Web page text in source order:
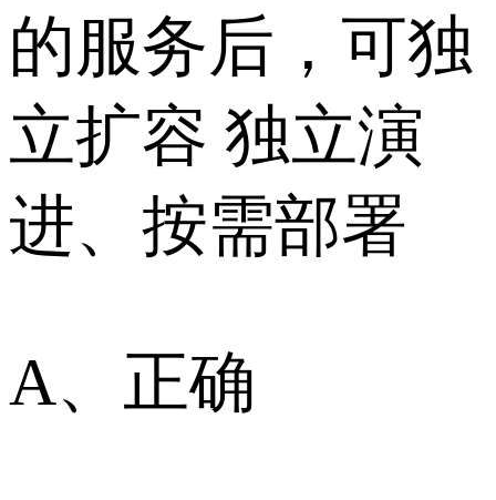
的服务后，可独
立扩容 独立演
进、按需部署
A、正确